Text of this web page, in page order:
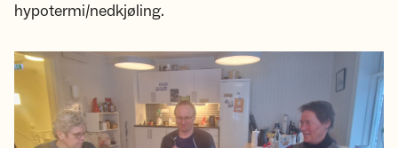
hypotermi/nedkjøling.